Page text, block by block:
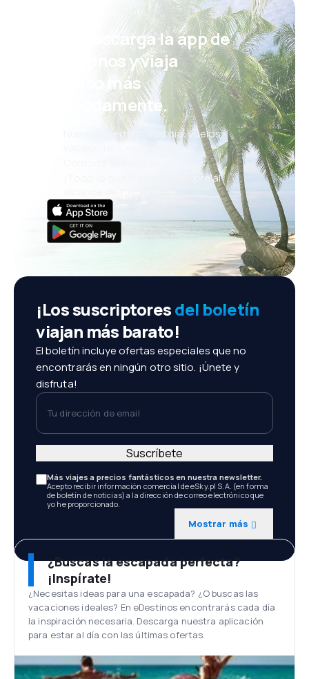
¡Eh! Descarga la app de
eDestinos y viaja
incluso más
cómodamente.
Nuevas ofertas cada día: vuelos,
vacaciones, escapadas
Cómoda gestión de reservas
¡Todo lo que importa, siempre al
¡Los suscriptoresdel boletín
viajan más barato!
El boletín incluye ofertas especiales que no
encontrarás en ningún otro sitio. ¡Únete y
disfruta!
Tu dirección de email
Más viajes a precios fantásticos en nuestra newsletter.
Acepto recibir información comercial de eSky.pl S.A. (en forma
de boletín de noticias) a la dirección de correo electrónico que
yo he proporcionado.
Mostrar más
Suscríbete
¿Buscas la escapada perfecta?
¡Inspírate!
¿Necesitas ideas para una escapada? ¿O buscas las
vacaciones ideales? En eDestinos encontrarás cada día
la inspiración necesaria. Descarga nuestra aplicación
para estar al día con las últimas ofertas.